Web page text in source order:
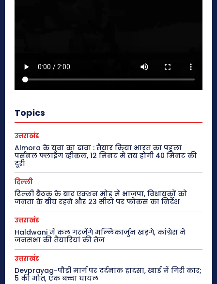
Topics
उत्तराखंड
Almora के युवा का दावा : तैयार किया भारत का पहला
पर्सनल फ्लाइंग व्हीकल, 12 मिनट में तय होगी 40 मिनट की
दूरी
दिल्ली
दिल्ली बैठक के बाद एक्शन मोड में भाजपा, विधायकों को
जनता के बीच रहने और 23 सीटों पर फोकस का निर्देश
उत्तराखंड
Haldwani में कल गरजेंगे मल्लिकार्जुन खड़गे, कांग्रेस ने
जनसभा की तैयारियां की तेज
उत्तराखंड
Devprayag-पौड़ी मार्ग पर दर्दनाक हादसा, खाई में गिरी कार;
5 की मौत, एक बच्चा घायल